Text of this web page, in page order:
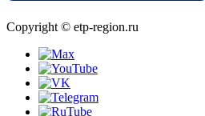
Copyright © etp-region.ru